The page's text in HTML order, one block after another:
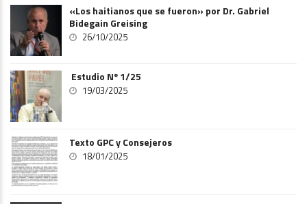
«Los haitianos que se fueron» por Dr. Gabriel
Bidegain Greising
26/10/2025
Estudio Nº 1/25
19/03/2025
Texto GPC y Consejeros
18/01/2025